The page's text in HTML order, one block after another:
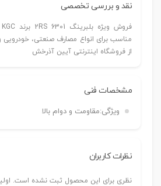
نقد و بررسی تخصصی
مناسب برای انواع مصارف صنعتی،
از فروشگاه اینترنتی آیین آذرخش
مشخصات فنی
ویژگی:مقاومت و دوام بالا
نظرات کاربران
نظری برای این محصول ثبت نشده است.